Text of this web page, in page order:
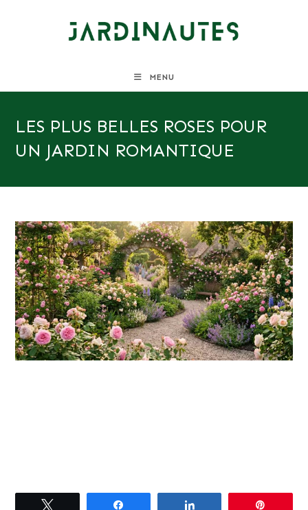
MENU
LES PLUS BELLES ROSES POUR
UN JARDIN ROMANTIQUE